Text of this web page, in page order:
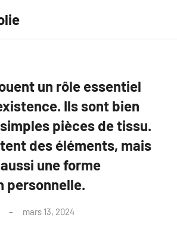
un rôle essentiel
Ils sont bien
pièces de tissu.
des éléments, mais
une forme
personnelle.
mars 13, 2024